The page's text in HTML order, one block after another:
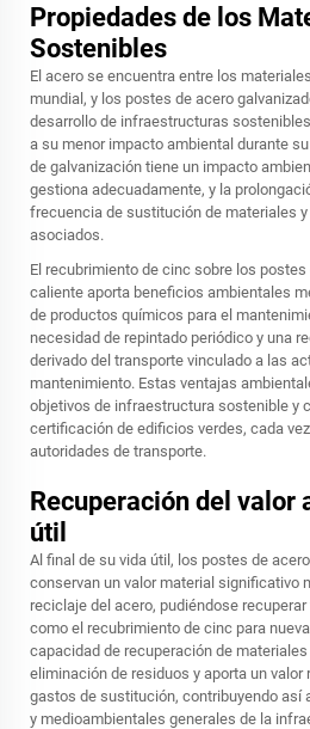
Propiedades de los
Sostenibles
El acero se encuentra entre los
mundial, y los postes de acero
desarrollo de infraestructuras
a su menor impacto ambiental durante
de galvanización tiene un impacto
gestiona adecuadamente, y la
frecuencia de sustitución de materiales
asociados.
El recubrimiento de cinc sobre los
caliente aporta beneficios ambientales
de productos químicos para el
necesidad de repintado periódico y una
derivado del transporte vinculado a las
mantenimiento. Estas ventajas
objetivos de infraestructura sostenible y
certificación de edificios verdes, cada
autoridades de transporte.
Recuperación del valor
útil
Al final de su vida útil, los postes de
conservan un valor material significativo
reciclaje del acero, pudiéndose
como el recubrimiento de cinc para
capacidad de recuperación de
eliminación de residuos y aporta un
gastos de sustitución, contribuyendo así
y medioambientales generales de la